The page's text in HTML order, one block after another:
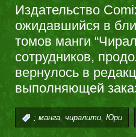
Издательство
ожидавшийся в
томов манги
сотрудников,
вернулось в
выполняющей
: манга, чиралити, Юри